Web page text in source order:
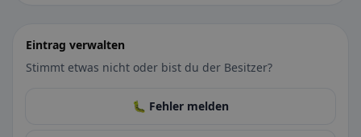
Eintrag verwalten
Stimmt etwas nicht oder bist du der Besitzer?
🐛 Fehler melden